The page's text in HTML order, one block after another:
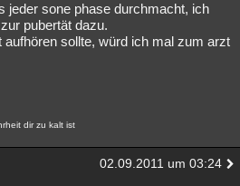
jeder sone phase durchmacht, ich
pubertät dazu.
sollte, würd ich mal zum arzt
dir zu kalt ist
02.09.2011 um 03:24